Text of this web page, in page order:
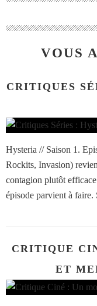
VOUS
CRITIQUES
Hysteria // Saison 1.
Rockits, Invasion)
contagion plutôt
épisode parvient à faire.
CRITIQUE
ET